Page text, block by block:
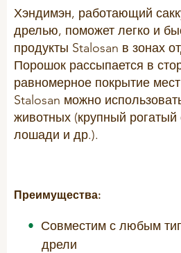
Телята
Молочный скот
Молочная лихорадка
Проблемы с копытами
Снижение расходов
Лизунцы
СВИНЬИ
Поросята
Сертификаты
КОРПОРАТИВНАЯ
ПРАВОВАЯ ИНФОРМАЦИЯ
Хэндимэн, работающий с
дрелью, поможет легко и
продукты Stalosan в зонах
Порошок рассыпается в
равномерное покрытие
Stalosan можно
животных (крупный рогатый
лошади и др.).
Преимущества:
Совместим с любым
дрели